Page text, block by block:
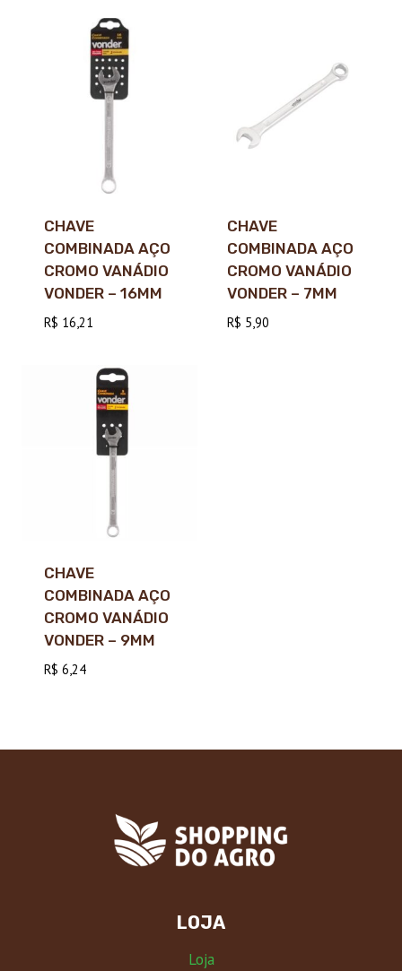
CHAVE
COMBINADA AÇO
CROMO VANÁDIO
VONDER – 16MM
R$ 16,21
CHAVE
COMBINADA AÇO
CROMO VANÁDIO
VONDER – 7MM
R$ 5,90
CHAVE
COMBINADA AÇO
CROMO VANÁDIO
VONDER – 9MM
R$ 6,24
LOJA
Loja